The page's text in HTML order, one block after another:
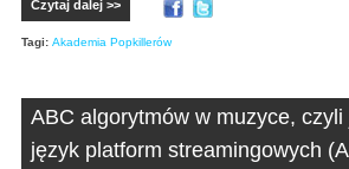
Czytaj dalej >>
Tagi: Akademia Popkillerów
ABC algorytmów w muzyce,
język platform streamingowych